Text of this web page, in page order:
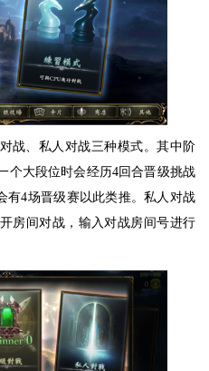
战、私人对战三种模式。其中阶
个大段位时会经历4回合晋级挑战
有4场晋级赛以此类推。私人对战
房间对战，输入对战房间号进行